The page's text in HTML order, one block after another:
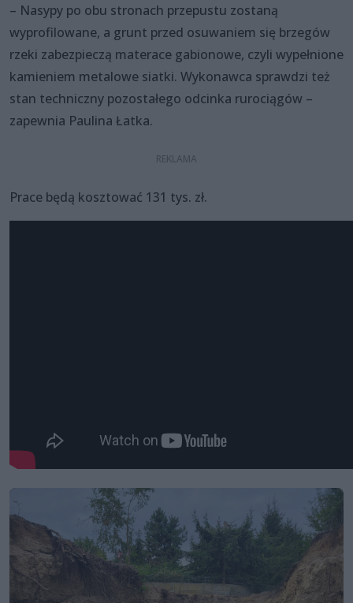
– Nasypy po obu stronach przepustu zostaną
wyprofilowane, a grunt przed osuwaniem się brzegów
rzeki zabezpieczą materace gabionowe, czyli wypełnione
kamieniem metalowe siatki. Wykonawca sprawdzi też
stan techniczny pozostałego odcinka rurociągów –
zapewnia Paulina Łatka.
Prace będą kosztować 131 tys. zł.